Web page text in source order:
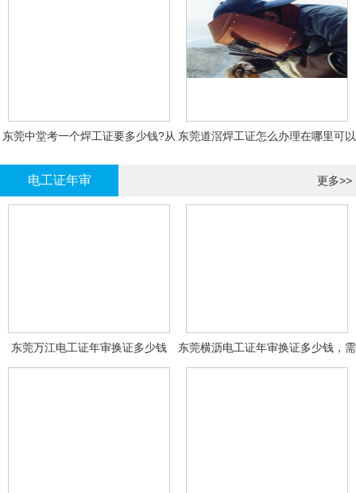
东莞中堂考一个焊工证要多少钱?从 东莞道滘焊工证怎么办理在哪里可以
电工证年审 更多>>
东莞万江电工证年审换证多少钱
东莞横沥电工证年审换证多少钱，需
要什么资料